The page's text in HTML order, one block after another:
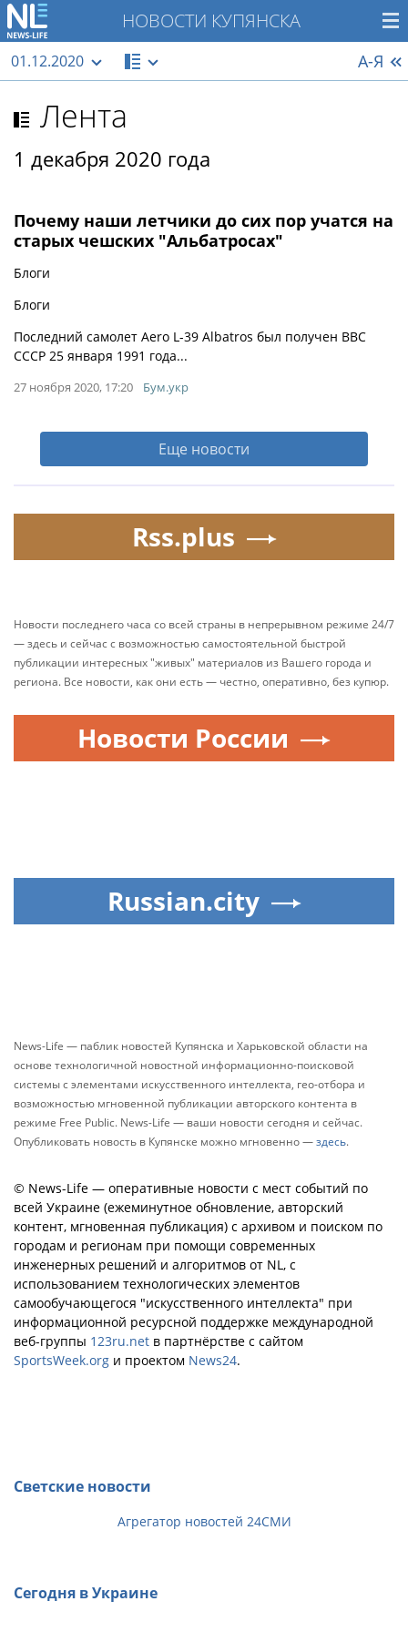
НОВОСТИ КУПЯНСКА
01.12.2020 А-Я
Лента
1 декабря 2020 года
Почему наши летчики до сих пор учатся на
старых чешских "Альбатросах"
Блоги
Блоги
​Последний самолет Aero L-39 Albatros был получен ВВС
СССР 25 января 1991 года...
27 ноября 2020, 17:20 Бум.укр
Еще новости
Rss.plus
Новости последнего часа со всей страны в непрерывном режиме 24/7
— здесь и сейчас с возможностью самостоятельной быстрой
публикации интересных "живых" материалов из Вашего города и
региона. Все новости, как они есть — честно, оперативно, без купюр.
Новости России
Russian.city
News-Life — паблик новостей Купянска и Харьковской области на
основе технологичной новостной информационно-поисковой
системы с элементами искусственного интеллекта, гео-отбора и
возможностью мгновенной публикации авторского контента в
режиме Free Public. News-Life — ваши новости сегодня и сейчас.
Опубликовать новость в Купянске можно мгновенно —здесь.
© News-Life — оперативные новости с мест событий по
всей Украине (ежеминутное обновление, авторский
контент, мгновенная публикация) с архивом и поиском по
городам и регионам при помощи современных
инженерных решений и алгоритмов от NL, с
использованием технологических элементов
самообучающегося "искусственного интеллекта" при
информационной ресурсной поддержке международной
веб-группы 123ru.net в партнёрстве с сайтом
SportsWeek.org и проектом News24.
Светские новости
Агрегатор новостей 24СМИ
Сегодня в Украине